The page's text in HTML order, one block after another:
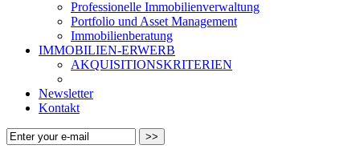
Professionelle Immobilienverwaltung
Portfolio und Asset Management
Immobilienberatung
IMMOBILIEN-ERWERB
AKQUISITIONSKRITERIEN
Newsletter
Kontakt